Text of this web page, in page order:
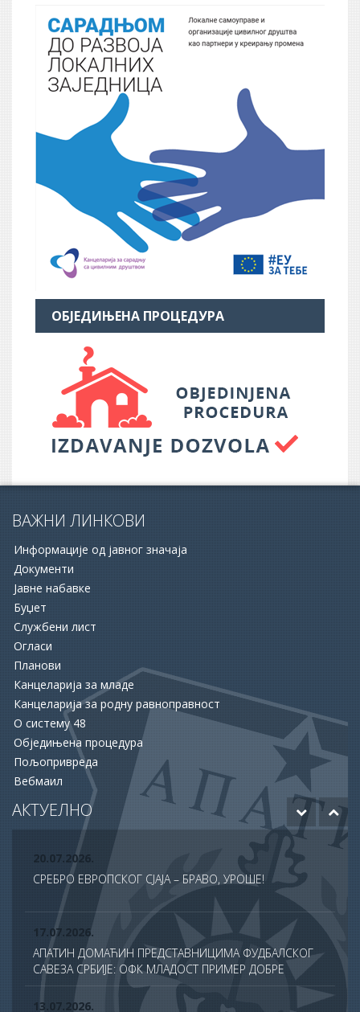
ОБЈЕДИЊЕНА ПРОЦЕДУРА
ВАЖНИ ЛИНКОВИ
Информације од јавног значаја
Документи
Јавне набавке
Буџет
Службени лист
Огласи
Планови
Канцеларија за младе
Канцеларија за родну равноправност
О систему 48
Обједињена процедура
Пољопривреда
Вебмаил
АКТУЕЛНО
16.06.2026.
ПОЗИВА ЗА ПОДРШКУ ЗАПОШЉАВАЊУ
15.06.2026.
ХУМАНОСТ КОЈА СПАШАВА ЖИВОТЕ: УПРИЛИЧЕН
ПРИЈЕМ ЗА ДОБРОВОЉНЕ ДАВАОЦЕ КРВИ
12.06.2026.
ОДОБРЕНО ЈОШ 20 МИЛИОНА ДИНАРА ЗА НАСТАВАК
РАДОВА НА БУДУЋЕМ МУЗЕЈУ АПАТИНА
20.07.2026.
СРЕБРО ЕВРОПСКОГ СЈАЈА – БРАВО, УРОШЕ!
17.07.2026.
АПАТИН ДОМАЋИН ПРЕДСТАВНИЦИМА ФУДБАЛСКОГ
САВЕЗА СРБИЈЕ: ОФК МЛАДОСТ ПРИМЕР ДОБРЕ
ПРАКСЕ У ТДС ПРОГРАМУ
13.07.2026.